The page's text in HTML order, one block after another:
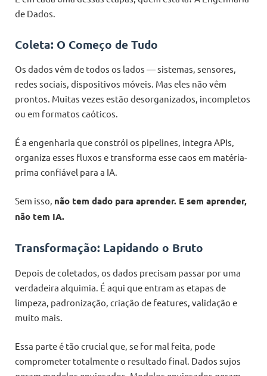
de Dados.
Coleta: O Começo de Tudo
Os dados vêm de todos os lados — sistemas, sensores,
redes sociais, dispositivos móveis. Mas eles não vêm
prontos. Muitas vezes estão desorganizados, incompletos
ou em formatos caóticos.
É a engenharia que constrói os pipelines, integra APIs,
organiza esses fluxos e transforma esse caos em matéria-
prima confiável para a IA.
Sem isso, não tem dado para aprender. E sem aprender,
não tem IA.
Transformação: Lapidando o Bruto
Depois de coletados, os dados precisam passar por uma
verdadeira alquimia. É aqui que entram as etapas de
limpeza, padronização, criação de features, validação e
muito mais.
Essa parte é tão crucial que, se for mal feita, pode
comprometer totalmente o resultado final. Dados sujos